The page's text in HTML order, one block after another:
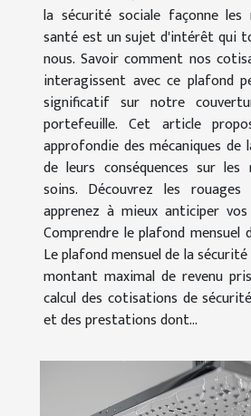
la sécurité sociale façonne les
santé est un sujet d'intérêt qui
nous. Savoir comment nos
interagissent avec ce plafond
significatif sur notre
portefeuille. Cet article
approfondie des mécaniques
de leurs conséquences sur les
soins. Découvrez les
apprenez à mieux anticiper
Comprendre le plafond mensuel
Le plafond mensuel de la
montant maximal de revenu
calcul des cotisations de
et des prestations dont...